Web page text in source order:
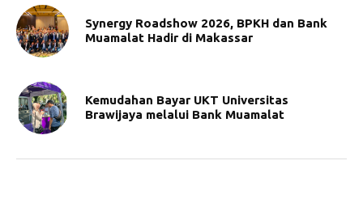
Synergy Roadshow 2026, BPKH dan Bank
Muamalat Hadir di Makassar
Kemudahan Bayar UKT Universitas
Brawijaya melalui Bank Muamalat